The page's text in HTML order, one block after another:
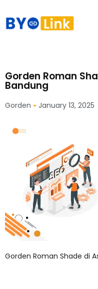
Gorden Roman
Bandung
Gorden January 13, 2025
Gorden Roman Shade di